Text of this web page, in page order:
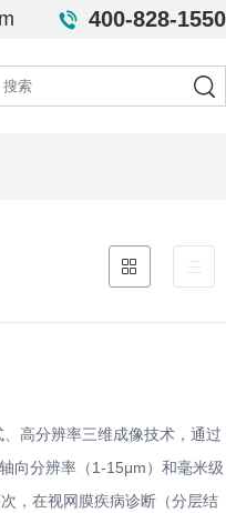
400-828-1550
高分辨率三维成像技术，通过
向分辨率（1-15μm）和毫米级
，在视网膜疾病诊断（分层结